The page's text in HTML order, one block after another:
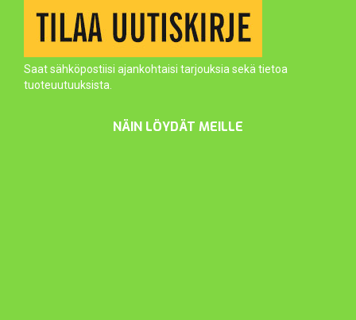
Saat sähköpostiisi ajankohtaisi tarjouksia sekä tietoa
tuoteuutuuksista.
NÄIN LÖYDÄT MEILLE